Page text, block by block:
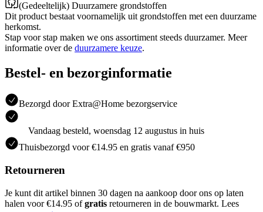
(Gedeeltelijk) Duurzamere grondstoffen
Dit product bestaat voornamelijk uit grondstoffen met een duurzame
herkomst.
Stap voor stap maken we ons assortiment steeds duurzamer. Meer
informatie over de duurzamere keuze.
Bestel- en bezorginformatie
Bezorgd door Extra@Home bezorgservice
Vandaag besteld, woensdag 12 augustus in huis
Thuisbezorgd voor €14.95 en gratis vanaf €950
Retourneren
Je kunt dit artikel binnen 30 dagen na aankoop door ons op laten
halen voor €14.95 ofgratis retourneren in de bouwmarkt. Lees